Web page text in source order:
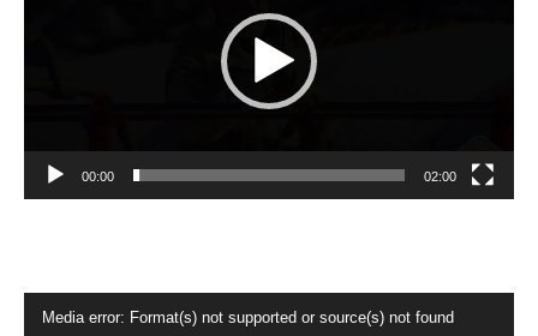
00:00 02:00
Player
Media error: Format(s) not supported or source(s) not found